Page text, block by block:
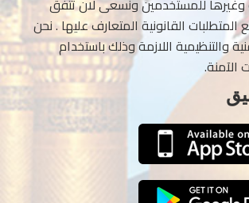
القانونية المتعارف عليها . نحن
والتنظيمية اللازمة وذلك باستخدام